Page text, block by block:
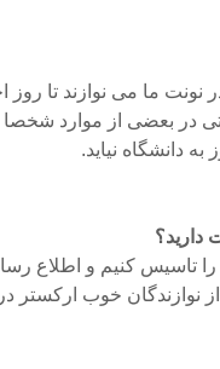
نونت ما می نوازند تا روز
در بعضی از موارد شخصا
دانشگاه نیاید.
دارید؟
را تاسیس کنیم و اطلاع
نوازندگان خوب ارکستر